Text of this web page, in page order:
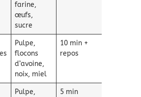
farine,
œufs,
sucre
Pulpe,
flocons
d’avoine,
noix, miel
10 min +
repos
Pulpe,
5 min